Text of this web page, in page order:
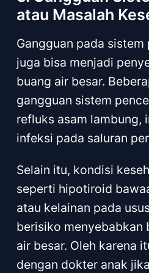
atau Masalah
Gangguan pada
juga bisa menjadi
buang air besar.
gangguan sistem
refluks asam lambung,
infeksi pada saluran
Selain itu, kondisi
seperti hipotiroid
atau kelainan pada
berisiko menyebabkan
air besar. Oleh karena
dengan dokter anak